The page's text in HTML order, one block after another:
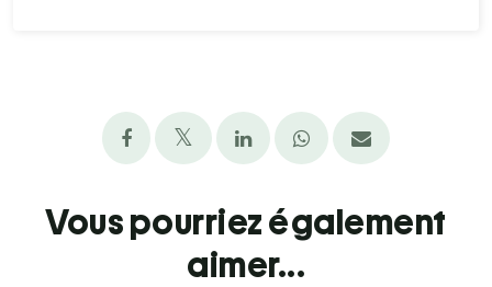
Vous pourriez également
aimer...